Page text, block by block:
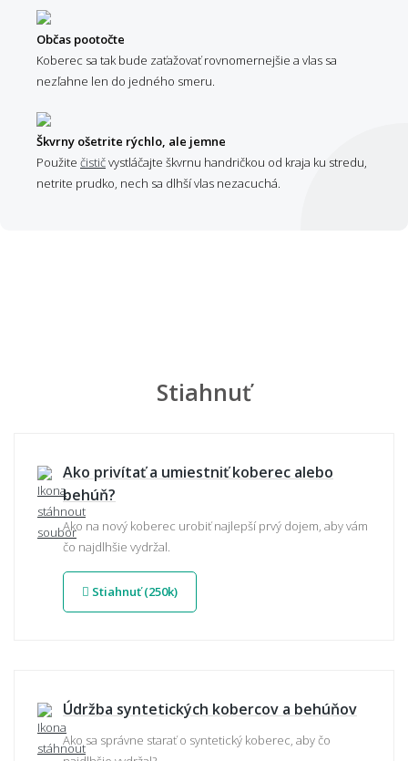
Občas pootočte
Koberec sa tak bude zaťažovať rovnomernejšie a vlas sa
nezľahne len do jedného smeru.
Škvrny ošetrite rýchlo, ale jemne
Použite čističvystláčajte škvrnu handričkou od kraja ku stredu,
netrite prudko, nech sa dlhší vlas nezacuchá.
Stiahnuť
Ako privítať a umiestniť koberec alebo
behúň?
Ako na nový koberec urobiť najlepší prvý dojem, aby vám
čo najdlhšie vydržal.
Stiahnuť (250k)
Údržba syntetických kobercov a behúňov
Ako sa správne starať o syntetický koberec, aby čo